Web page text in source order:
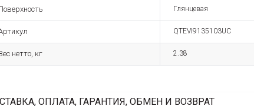
Глянцевая
QTEVI9135103UC
нетто, кг 2.38
ОПЛАТА, ГАРАНТИЯ, ОБМЕН И ВОЗВРАТ